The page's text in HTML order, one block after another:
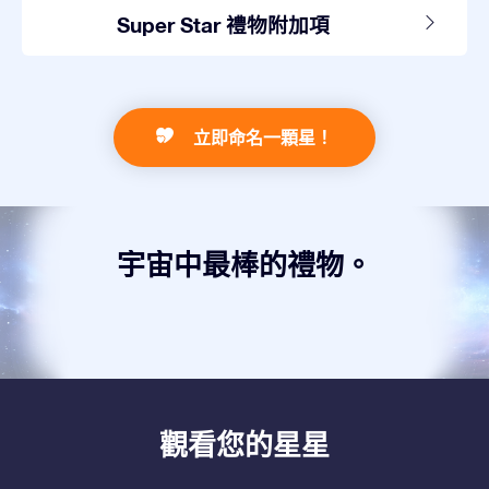
Super Star 禮物附加項
立即命名一顆星！
宇宙中最棒的禮物。
觀看您的星星